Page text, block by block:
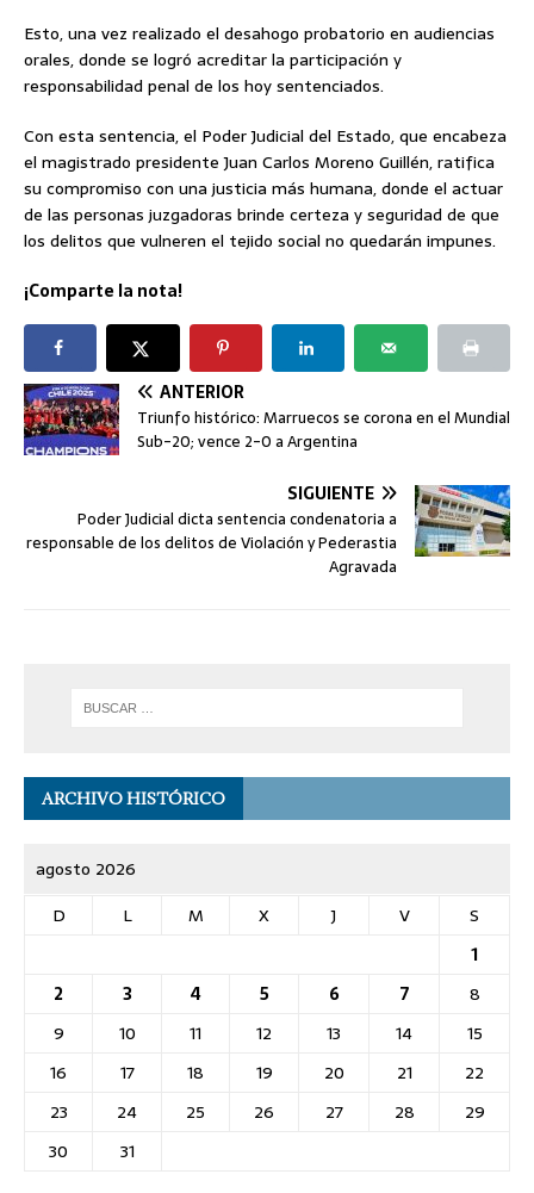
Esto, una vez realizado el desahogo probatorio en audiencias
orales, donde se logró acreditar la participación y
responsabilidad penal de los hoy sentenciados.
Con esta sentencia, el Poder Judicial del Estado, que encabeza
el magistrado presidente Juan Carlos Moreno Guillén, ratifica
su compromiso con una justicia más humana, donde el actuar
de las personas juzgadoras brinde certeza y seguridad de que
los delitos que vulneren el tejido social no quedarán impunes.
¡Comparte la nota!
ANTERIOR
Triunfo histórico: Marruecos se corona en el Mundial
Sub-20; vence 2-0 a Argentina
SIGUIENTE
Poder Judicial dicta sentencia condenatoria a
responsable de los delitos de Violación y Pederastia
Agravada
ARCHIVO HISTÓRICO
agosto 2026
D
L M X J V
S
1
2
3 4 5 6 7
8
9
10 11 12 13 14
15
16
17 18 19 20 21
22
23
24 25 26 27 28
29
30
31